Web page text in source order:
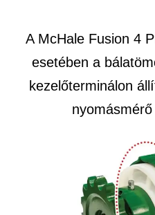
A McHale Fusion 4
esetében a
kezelőterminálon